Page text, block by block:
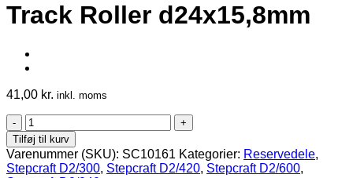
Track Roller d24x15,8mm
41,00 kr. inkl. moms
Track
Roller
d24x15,8mm
antal
Tilføj til kurv
Varenummer (SKU): SC10161 Kategorier: Reservedele,
Stepcraft D2/300, Stepcraft D2/420, Stepcraft D2/600,